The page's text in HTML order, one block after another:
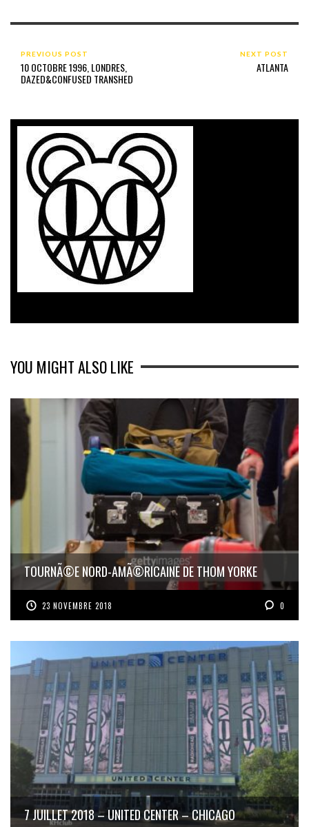
PREVIOUS POST
10 OCTOBRE 1996, LONDRES,
DAZED&CONFUSED TRANSHED
NEXT POST
ATLANTA
YOU MIGHT ALSO LIKE
TOURNÃ©E NORD-AMÃ©RICAINE DE THOM YORKE
23 NOVEMBRE 2018 0
7 JUILLET 2018 – UNITED CENTER – CHICAGO